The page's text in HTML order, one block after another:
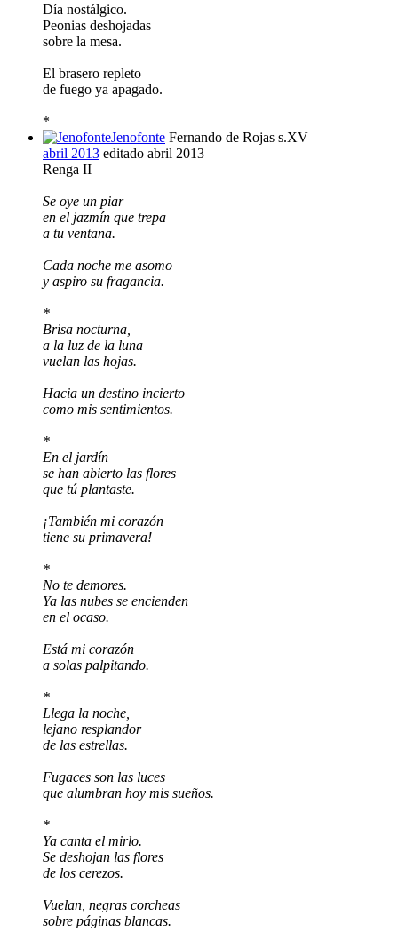
Día nostálgico.
Peonias deshojadas
sobre la mesa.
El brasero repleto
de fuego ya apagado.
*
Jenofonte Fernando de Rojas s.XV
abril 2013 editado abril 2013
Renga II
Se oye un piar
en el jazmín que trepa
a tu ventana.
Cada noche me asomo
y aspiro su fragancia.
*
Brisa nocturna,
a la luz de la luna
vuelan las hojas.
Hacia un destino incierto
como mis sentimientos.
*
En el jardín
se han abierto las flores
que tú plantaste.
¡También mi corazón
tiene su primavera!
*
No te demores.
Ya las nubes se encienden
en el ocaso.
Está mi corazón
a solas palpitando.
*
Llega la noche,
lejano resplandor
de las estrellas.
Fugaces son las luces
que alumbran hoy mis sueños.
*
Ya canta el mirlo.
Se deshojan las flores
de los cerezos.
Vuelan, negras corcheas
sobre páginas blancas.